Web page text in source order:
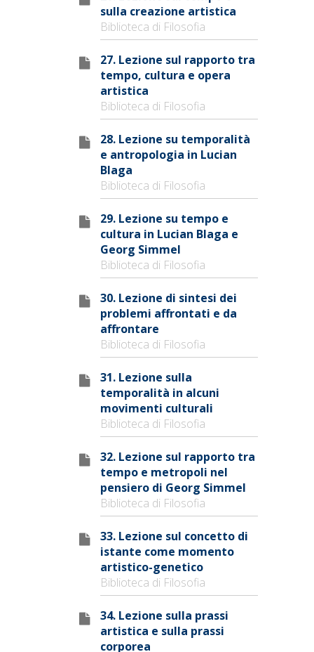
sulla creazione artistica
Biblioteca di Filosofia
27. Lezione sul rapporto tra
tempo, cultura e opera
artistica
Biblioteca di Filosofia
28. Lezione su temporalità
e antropologia in Lucian
Blaga
Biblioteca di Filosofia
29. Lezione su tempo e
cultura in Lucian Blaga e
Georg Simmel
Biblioteca di Filosofia
30. Lezione di sintesi dei
problemi affrontati e da
affrontare
Biblioteca di Filosofia
31. Lezione sulla
temporalità in alcuni
movimenti culturali
Biblioteca di Filosofia
32. Lezione sul rapporto tra
tempo e metropoli nel
pensiero di Georg Simmel
Biblioteca di Filosofia
33. Lezione sul concetto di
istante come momento
artistico-genetico
Biblioteca di Filosofia
34. Lezione sulla prassi
artistica e sulla prassi
corporea